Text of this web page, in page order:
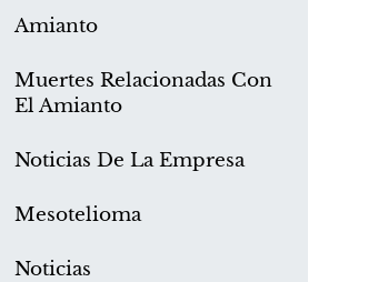
Amianto
Muertes Relacionadas Con
El Amianto
Noticias De La Empresa
Mesotelioma
Noticias